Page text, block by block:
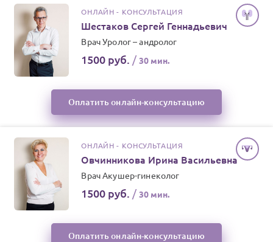
ОНЛАЙН - КОНСУЛЬТАЦИЯ
Шестаков Сергей Геннадьевич
ВрачУролог – андролог
1500 руб. / 30 мин.
Оплатить онлайн-консультацию
ОНЛАЙН - КОНСУЛЬТАЦИЯ
Овчинникова Ирина Васильевна
Врач Акушер-гинеколог
1500 руб. / 30 мин.
Оплатить онлайн-консультацию